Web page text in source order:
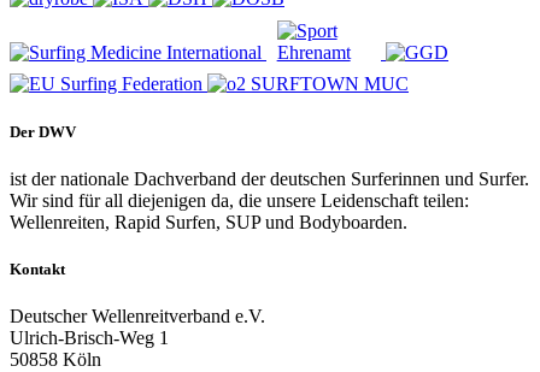
Der DWV
ist der nationale Dachverband der deutschen Surferinnen und Surfer.
Wir sind für all diejenigen da, die unsere Leidenschaft teilen:
Wellenreiten, Rapid Surfen, SUP und Bodyboarden.
Kontakt
Deutscher Wellenreitverband e.V.
Ulrich-Brisch-Weg 1
50858 Köln